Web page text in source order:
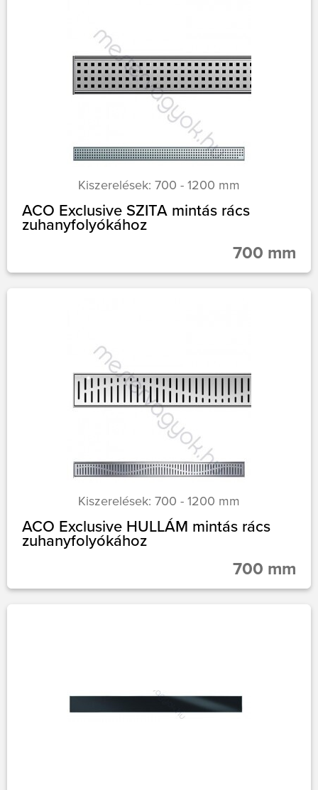
Kiszerelések: 700 - 1200 mm
ACO Exclusive SZITA mintás rács
zuhanyfolyókához
700 mm
Kiszerelések: 700 - 1200 mm
ACO Exclusive HULLÁM mintás rács
zuhanyfolyókához
700 mm